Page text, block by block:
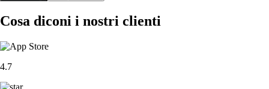
Cosa diconi i nostri clienti
4.7